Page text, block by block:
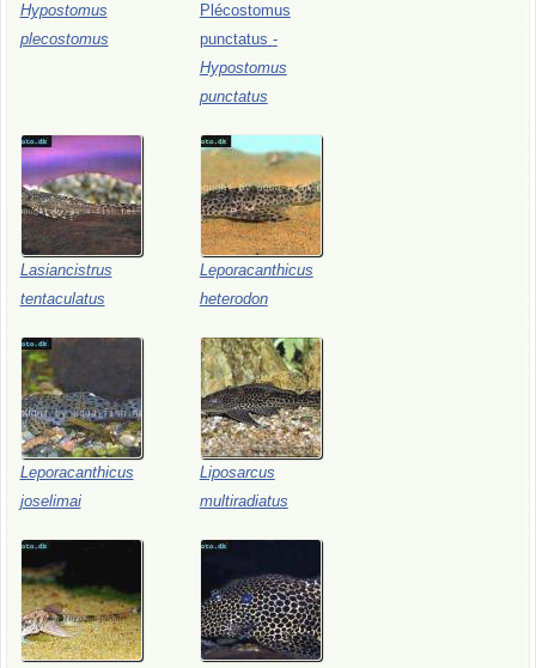
Hypostomus
plecostomus
Plécostomus
punctatus -
Hypostomus
punctatus
Lasiancistrus
tentaculatus
Leporacanthicus
heterodon
Leporacanthicus
joselimai
Liposarcus
multiradiatus